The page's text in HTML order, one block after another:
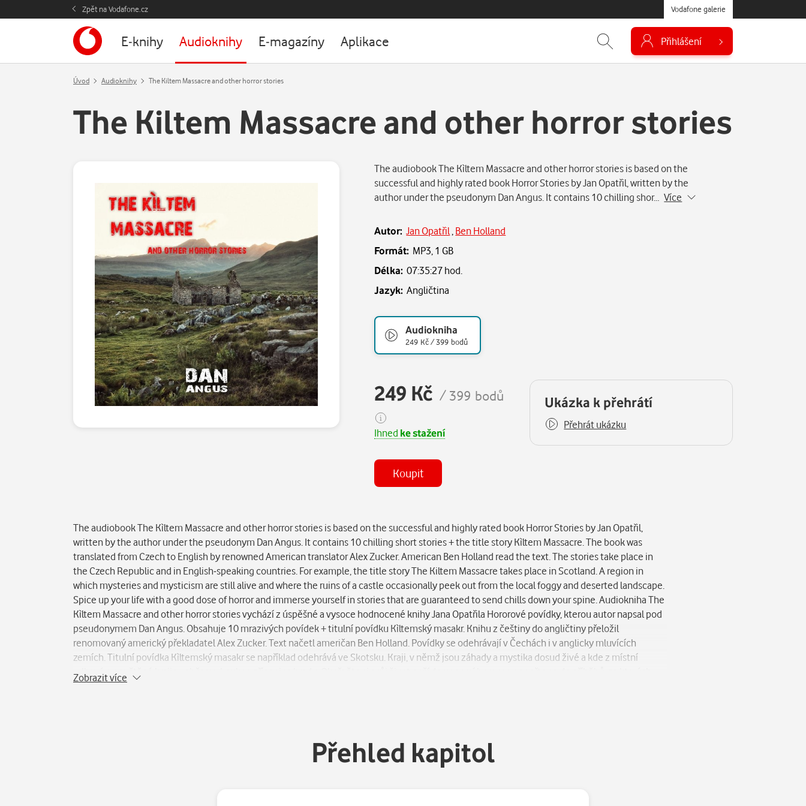
Zpět na Vodafone.cz Vodafone galerie
E-knihy Audioknihy E-magazíny Aplikace Přihlášení
Úvod Audioknihy The Kiltem Massacre and other horror stories
The Kiltem Massacre and other horror stories
The audiobook The Kìltem Massacre and other horror stories is based on the
successful and highly rated book Horror Stories by Jan Opatřil, written by the
author under the pseudonym Dan Angus. It contains 10 chilling shor…Více
Autor: Jan Opatřil Ben Holland
Formát: MP3, 1 GB
Délka: 07:35:27 hod.
Jazyk: Angličtina
Audiokniha
249 Kč / 399 bodů
249 Kč / 399 bodů
Ihned ke stažení
Koupit
Ukázka k přehrátí
Přehrát ukázku
The audiobook The Kìltem Massacre and other horror stories is based on the successful and highly rated book Horror Stories by Jan Opatřil,
written by the author under the pseudonym Dan Angus. It contains 10 chilling short stories + the title story Kìltem Massacre. The book was
translated from Czech to English by renowned American translator Alex Zucker. American Ben Holland read the text. The stories take place in
the Czech Republic and in English-speaking countries. For example, the title story The Kiltem Massacre takes place in Scotland. A region in
which mysteries and mysticism are still alive and where the ruins of a castle occasionally peek out from the local foggy and deserted landscape.
Spice up your life with a good dose of horror and immerse yourself in stories that are guaranteed to send chills down your spine. Audiokniha The
Kìltem Massacre and other horror stories vychází z úspěšné a vysoce hodnocené knihy Jana Opatřila Hororové povídky, kterou autor napsal pod
pseudonymem Dan Angus. Obsahuje 10 mrazivých povídek + titulní povídku Kìltemský masakr. Knihu z češtiny do angličtiny přeložil
renomovaný americký překladatel Alex Zucker. Text načetl američan Ben Holland. Povídky se odehrávají v Čechách i v anglicky mluvících
zemích. Titulní povídka Kìltemský masakr se například odehrává ve Skotsku. Kraji, v němž jsou záhady a mystika dosud živé a kde z místní
mlhavé a opuštěné krajiny občas vykoukne zřícenina hradu. Okořeňte si svůj život pořádnou porcí hororu a ponořte se do příběhů, ze kterých
vám bude zaručeně běhat mráz po zádech.
Zobrazit více
Přehled kapitol